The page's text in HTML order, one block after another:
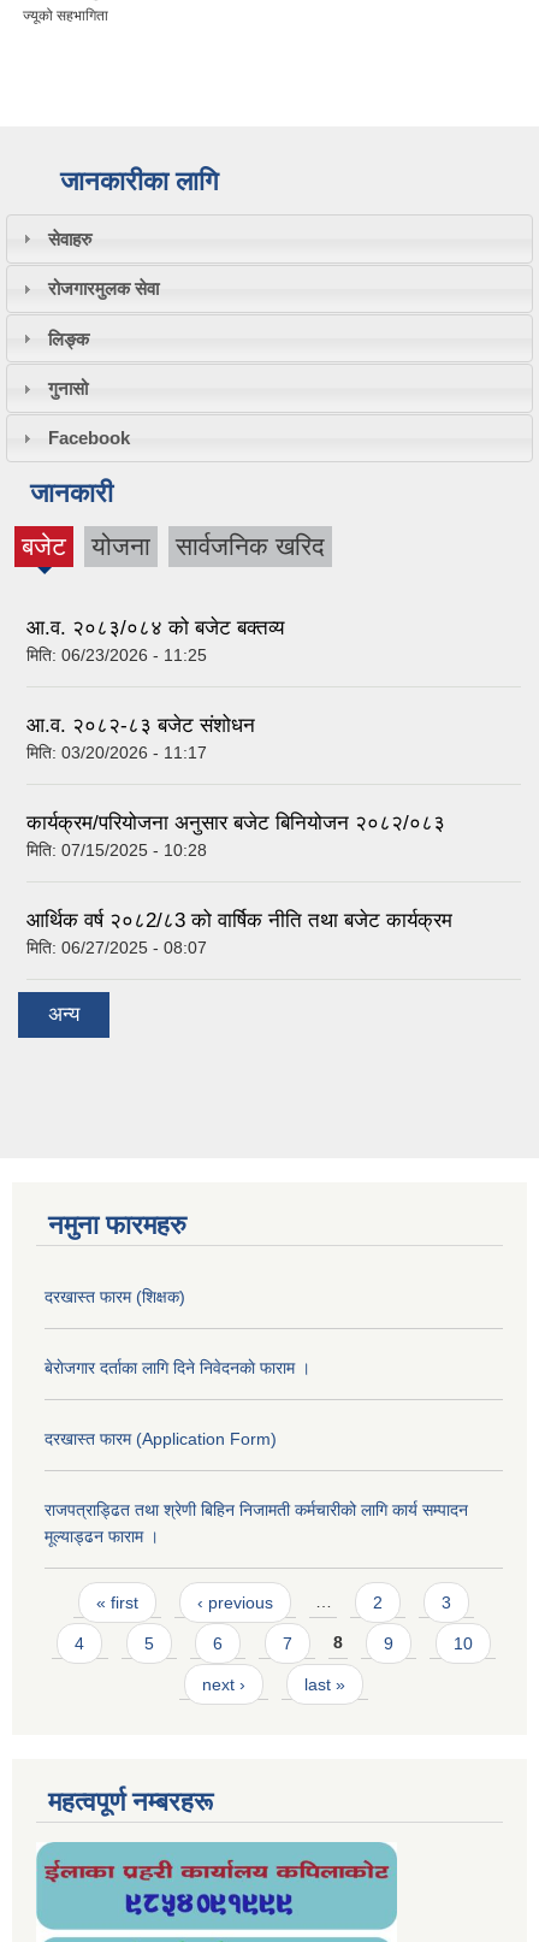
ज्यूको सहभागिता
जानकारीका लागि
सेवाहरु
रोजगारमुलक सेवा
लिङ्क
गुनासो
Facebook
जानकारी
बजेट
(active
योजना सार्वजनिक खरिद
आ.व. २०८३/०८४ को बजेट बक्तव्य
मिति: 06/23/2026 - 11:25
आ.व. २०८२-८३ बजेट संशोधन
मिति: 03/20/2026 - 11:17
कार्यक्रम/परियोजना अनुसार बजेट बिनियोजन २०८२/०८३
मिति: 07/15/2025 - 10:28
आर्थिक वर्ष २०८2/८3 को वार्षिक नीति तथा बजेट कार्यक्रम
मिति: 06/27/2025 - 08:07
अन्य
नमुना फारमहरु
दरखास्त फारम (शिक्षक)
बेराेजगार दर्ताका लागि दिने निवेदनकाे फाराम ।
दरखास्त फारम (Application Form)
राजपत्राड्ढित तथा श्रेणी बिहिन निजामती कर्मचारीको लागि कार्य सम्पादन
मूल्याड्ढन फाराम ।
Pages
« first ‹ previous … 2 3
4 5 6 7 8 9 10
next › last »
महत्वपूर्ण नम्बरहरू